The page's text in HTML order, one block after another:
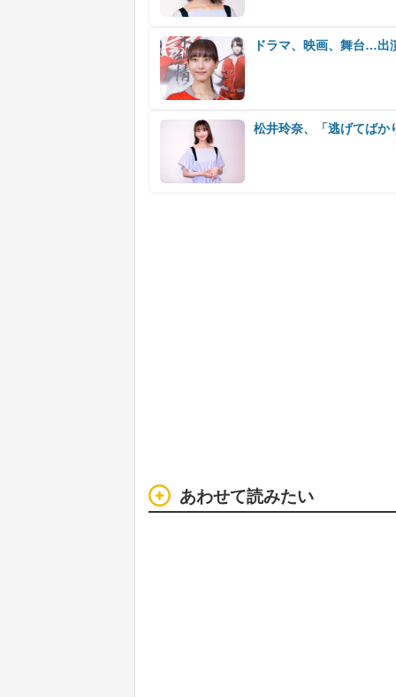
ドラマ、映画、舞台…出
松井玲奈、「逃げてば
あわせて読みたい